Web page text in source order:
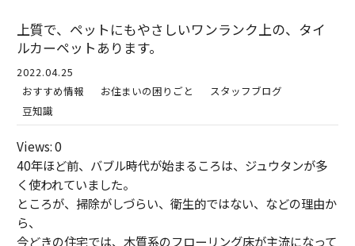
上質で、ペットにもやさしいワンランク上の、タイ
ルカーペットあります。
2022.04.25
おすすめ情報
お住まいの困りごと
スタッフブログ
豆知識
Views: 0
40年ほど前、バブル時代が始まるころは、ジュウタンが多
く使われていました。
ところが、掃除がしづらい、衛生的ではない、などの理由か
ら、
今どきの住宅では、木質系のフローリング床が主流になって